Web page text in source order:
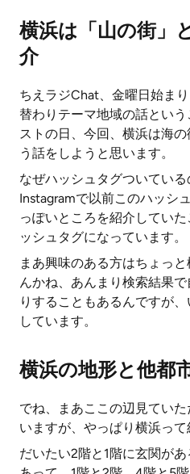
横浜は「山の街」
介
ちえラジChat、金曜日始ま
替わりテーマ地域の話とい
ストの日、今回、横浜は海
う話をしようと思います。
なぜハッシュタグついてい
Instagramで以前このハッシ
っぽいところを紹介してい
ッシュタグになっています。
まあ興味のある方はちょっ
んかね、あんまり検索結果
りすることもあるんですが
しています。
横浜の地形と他都
でね、まあここの辺見てい
いますが、やっぱり横浜って
だいたい2階と1階に玄関が